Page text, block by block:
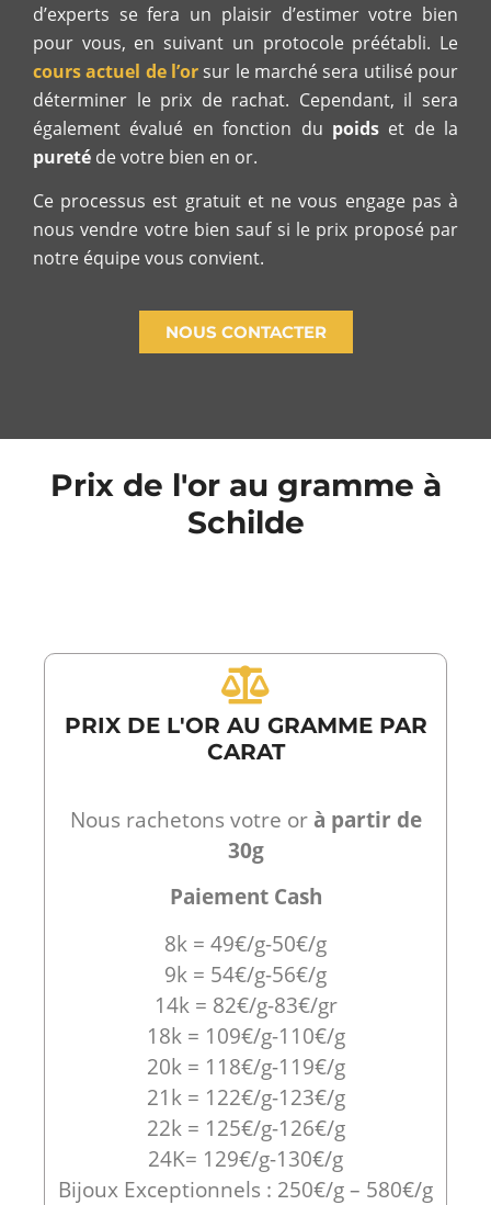
d’experts se fera un plaisir d’estimer votre bien
pour vous, en suivant un protocole préétabli. Le
cours actuel de l’or sur le marché sera utilisé pour
déterminer le prix de rachat. Cependant, il sera
également évalué en fonction du poidset de la
pureté de votre bien en or.
Ce processus est gratuit et ne vous engage pas à
nous vendre votre bien sauf si le prix proposé par
notre équipe vous convient.
NOUS CONTACTER
Prix de l'or au gramme à
Schilde
PRIX DE L'OR AU GRAMME PAR
CARAT
Nous rachetons votre orà partir de
30g
Paiement Cash
8k = 49€/g-50€/g
9k = 54€/g-56€/g
14k = 82€/g-83€/gr
18k = 109€/g-110€/g
20k = 118€/g-119€/g
21k = 122€/g-123€/g
22k = 125€/g-126€/g
24K= 129€/g-130€/g
Bijoux Exceptionnels : 250€/g – 580€/g